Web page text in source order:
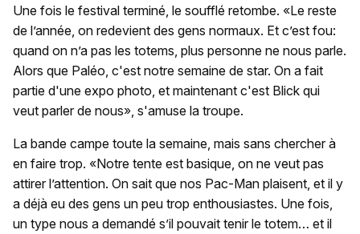
Une fois le festival terminé, le soufflé retombe. «Le reste
de l’année, on redevient des gens normaux. Et c’est fou:
quand on n’a pas les totems, plus personne ne nous parle.
Alors que Paléo, c'est notre semaine de star. On a fait
partie d'une expo photo, et maintenant c'est Blick qui
veut parler de nous», s'amuse la troupe.
La bande campe toute la semaine, mais sans chercher à
en faire trop. «Notre tente est basique, on ne veut pas
attirer l’attention. On sait que nos Pac-Man plaisent, et il y
a déjà eu des gens un peu trop enthousiastes. Une fois,
un type nous a demandé s’il pouvait tenir le totem… et il